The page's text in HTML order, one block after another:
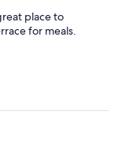
place to
for meals.